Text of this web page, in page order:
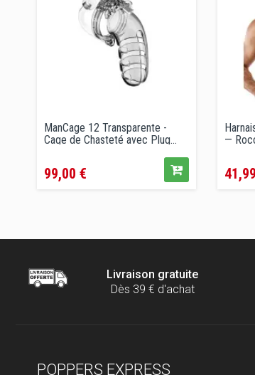
ManCage 12 Transparente -
Cage de Chasteté avec Plug...
99,00 €
—
Livraison gratuite
Dès 39 € d'achat
POPPERS EXPRESS